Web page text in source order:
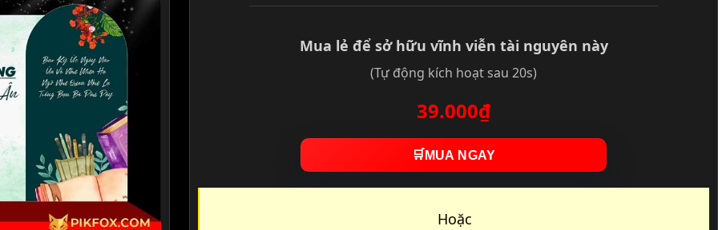
Mua lẻ để sở hữu vĩnh viễn tài nguyên này
(Tự động kích hoạt sau 20s)
39.000₫
🛒 MUA NGAY
Hoặc